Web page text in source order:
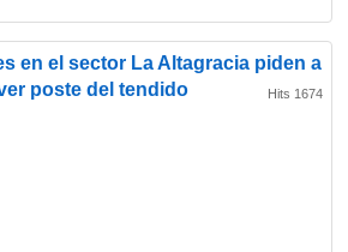
en el sector La Altagracia piden a
poste del tendido
Hits 1674